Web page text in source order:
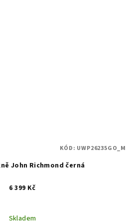
John Richmond černá
6 399 Kč
Skladem
KÓD: UWP26235GO_M